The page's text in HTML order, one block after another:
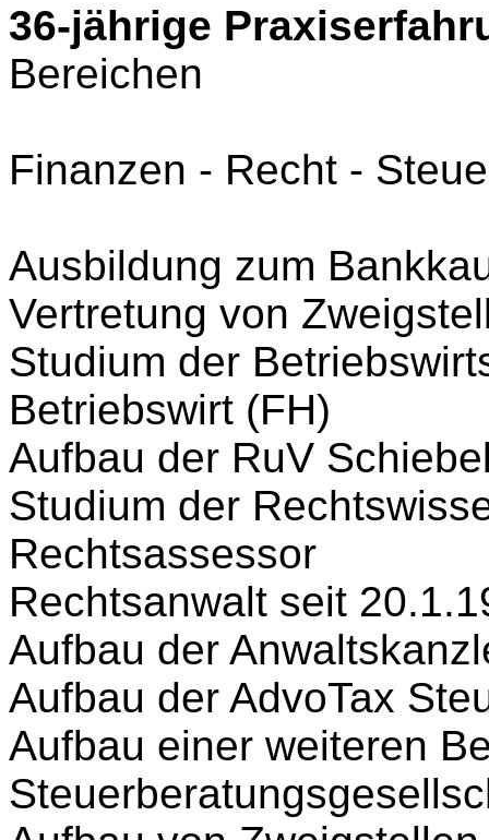
36-jährige
Bereichen
Finanzen - Recht -
Ausbildung zum
Vertretung von
Studium der
Betriebswirt (FH)
Aufbau der RuV
Studium der
Rechtsassessor
Rechtsanwalt seit
Aufbau der
Aufbau der AdvoTax
Aufbau einer weiteren